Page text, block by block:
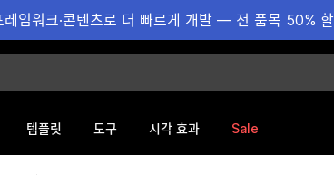
레임워크·콘텐츠로 더 빠르게 개발 — 전 품목 50%
템플릿 도구 시각 효과 Sale